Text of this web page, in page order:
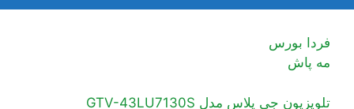
فردا بورس
مه پاش
تلویزیون جی پلاس مدل GTV-43LU7130S